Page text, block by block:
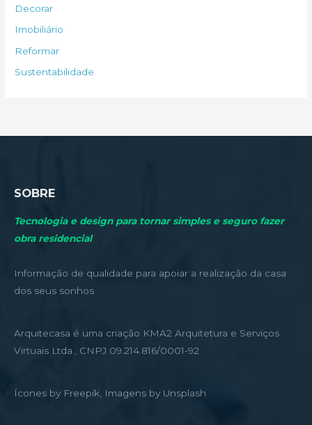
p
o
r
Decorar
Imobiliário
Reformar
Sustentabilidade
SOBRE
Tecnologia e design para tornar simples e seguro fazer
obra residencial
Informação de qualidade para apoiar a realização da casa
dos seus sonhos
Arquitecasa é uma criação KMA2 Arquitetura e Serviços
Virtuais Ltda., CNPJ 09.214.816/0001-92
Ícones by Freepik, Imagens by Unsplash